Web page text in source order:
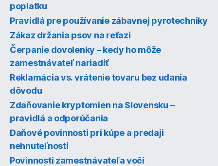
poplatku
Pravidlá pre používanie zábavnej pyrotechniky
Zákaz držania psov na reťazi
Čerpanie dovolenky – kedy ho môže
zamestnávateľ nariadiť
Reklamácia vs. vrátenie tovaru bez udania
dôvodu
Zdaňovanie kryptomien na Slovensku –
pravidlá a odporúčania
Daňové povinnosti pri kúpe a predaji
nehnuteľnosti
Povinnosti zamestnávateľa voči